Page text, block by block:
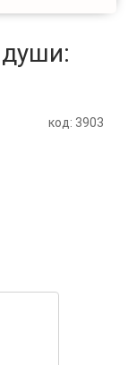
код: 3903